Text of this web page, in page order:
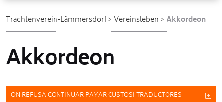
Trachtenverein-Lämmersdorf Vereinsleben Akkordeon
Akkordeon
ON REFUSA CONTINUAR PAYAR CUSTOSI TRADUCTORES